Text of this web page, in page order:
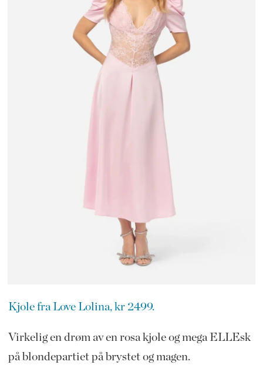
Kjole fra Love Lolina, kr 2499.
Virkelig en drøm av en rosa kjole og mega ELLEsk
på blondepartiet på brystet og magen.